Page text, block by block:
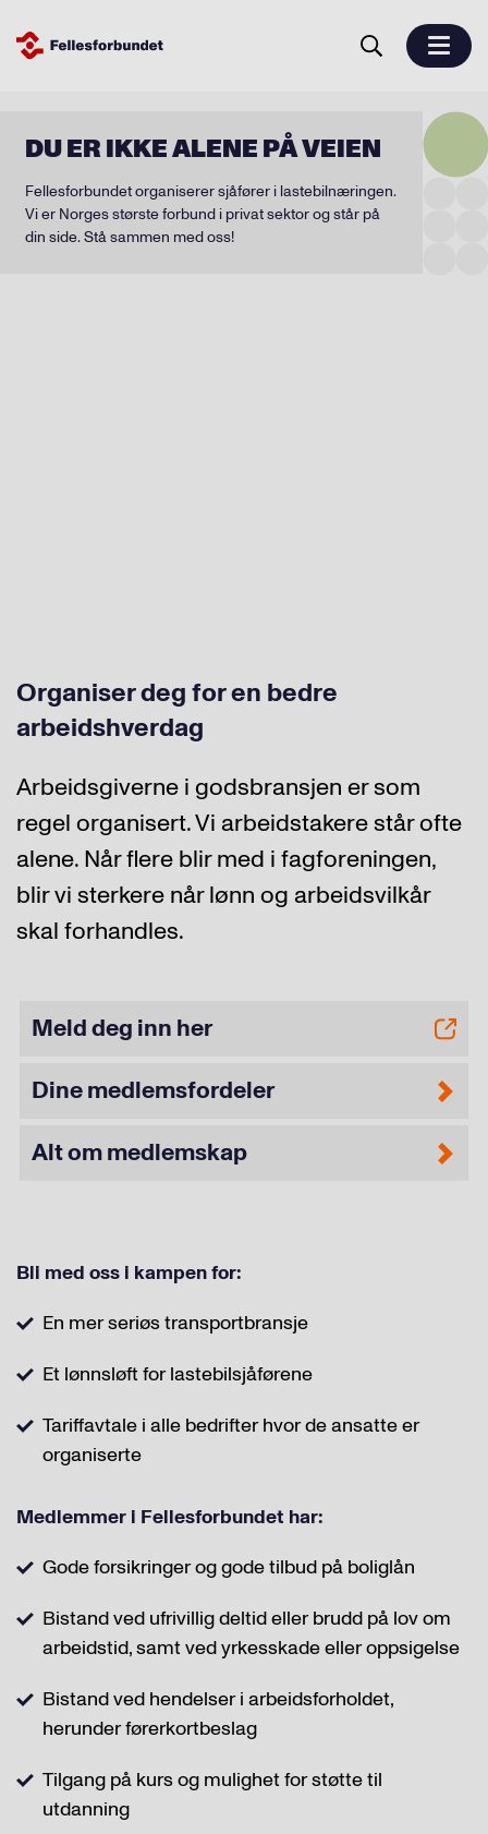
DU ER IKKE ALENE PÅ VEIEN
Fellesforbundet organiserer sjåfører i lastebilnæringen.
Vi er Norges største forbund i privat sektor og står på
din side. Stå sammen med oss!
Organiser deg for en bedre
arbeidshverdag
Arbeidsgiverne i godsbransjen er som
regel organisert. Vi arbeidstakere står ofte
alene. Når flere blir med i fagforeningen,
blir vi sterkere når lønn og arbeidsvilkår
skal forhandles.
Meld deg inn her
Dine medlemsfordeler
Alt om medlemskap
Bli med oss i kampen for:
En mer seriøs transportbransje
Et lønnsløft for lastebilsjåførene
Tariffavtale i alle bedrifter hvor de ansatte er
organiserte
Medlemmer i Fellesforbundet har:
Gode forsikringer og gode tilbud på boliglån
Bistand ved ufrivillig deltid eller brudd på lov om
arbeidstid, samt ved yrkesskade eller oppsigelse
Bistand ved hendelser i arbeidsforholdet,
herunder førerkortbeslag
Tilgang på kurs og mulighet for støtte til
utdanning